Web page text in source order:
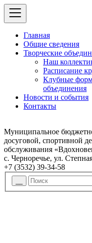
Главная
Общие сведения
Творческие
Наш
Расписание
Клубные
объединения
Новости и события
Контакты
Муниципальное
досуговой, спортивной
обслуживания
с. Черноречье, ул.
+7 (3532) 39-34-58